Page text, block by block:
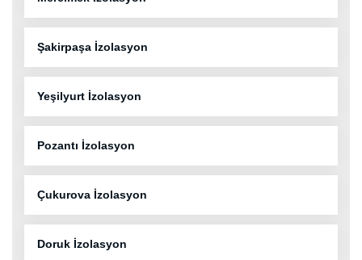
Şakirpaşa İzolasyon
Yeşilyurt İzolasyon
Pozantı İzolasyon
Çukurova İzolasyon
Doruk İzolasyon